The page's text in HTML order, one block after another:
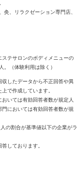
灸、リラクゼーション専門店、
テサロンのボディメニューの
。（体験利用は除く）
したデータから不正回答や異
で作成しています。
いては有効回答者数が規定人
においては有効回答者数が規
の割合が基準値以下の企業がラ
しております。